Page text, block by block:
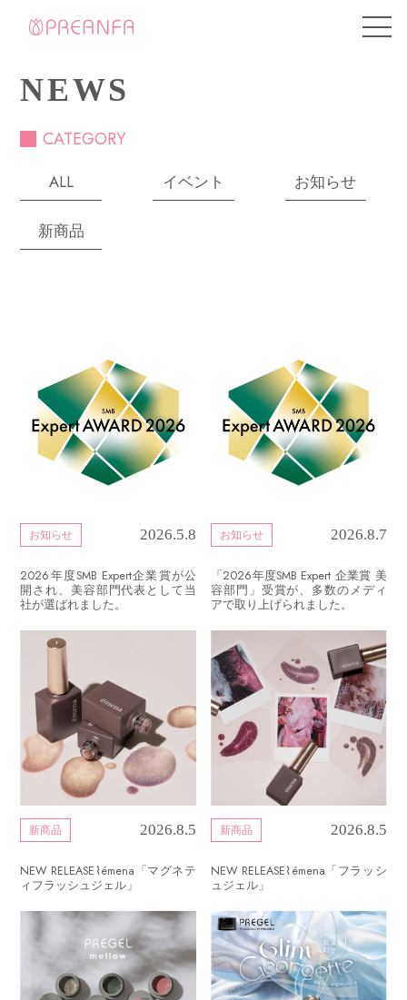
NEWS
CATEGORY
ALL イベント お知らせ
新商品
お知らせ 2026.5.8
2026年度SMB Expert企業賞が公
開され、美容部門代表として当
社が選ばれました。
お知らせ 2026.8.7
「2026年度SMB Expert 企業賞 美
容部門」受賞が、多数のメディ
アで取り上げられました。
新商品 2026.8.5
NEW RELEASE⌇émena「マグネテ
ィフラッシュジェル」
新商品 2026.8.5
NEW RELEASE⌇émena「フラッシ
ュジェル」